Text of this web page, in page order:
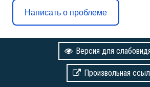
Написать о проблеме
Версия для
Произвольная